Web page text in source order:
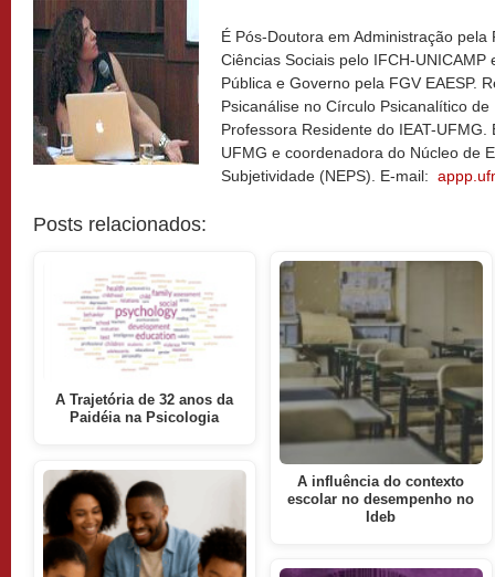
É Pós-Doutora em Administração pela
Ciências Sociais pelo IFCH-UNICAMP
Pública e Governo pela FGV EAESP.
Psicanálise no Círculo Psicanalítico
Professora Residente do IEAT-
UFMG e coordenadora do Núcleo de
Subjetividade (NEPS). E-mail:
Posts relacionados:
A Trajetória de 32 anos da
Paidéia na Psicologia
A influência do contexto
escolar no desempenho no
Ideb